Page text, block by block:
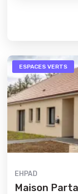
ESPACES VERTS
EHPAD
Maison